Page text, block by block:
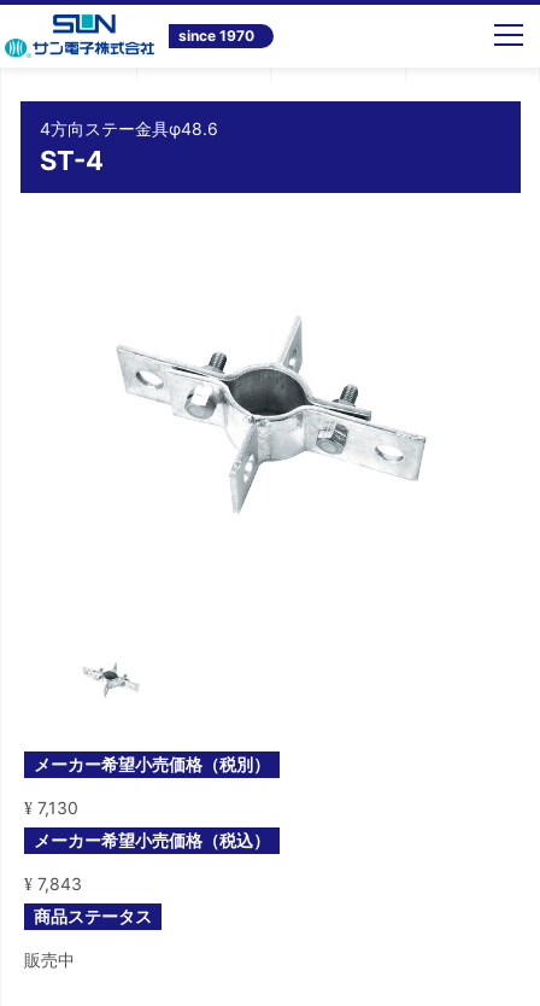
since 1970
トップ 商品情報 テレビ共同受信システム機器 4方向ステー金具φ48.6 ST-4
4方向ステー金具φ48.6
ST-4
メーカー希望小売価格（税別）
¥ 7,130
メーカー希望小売価格（税込）
¥ 7,843
商品ステータス
販売中